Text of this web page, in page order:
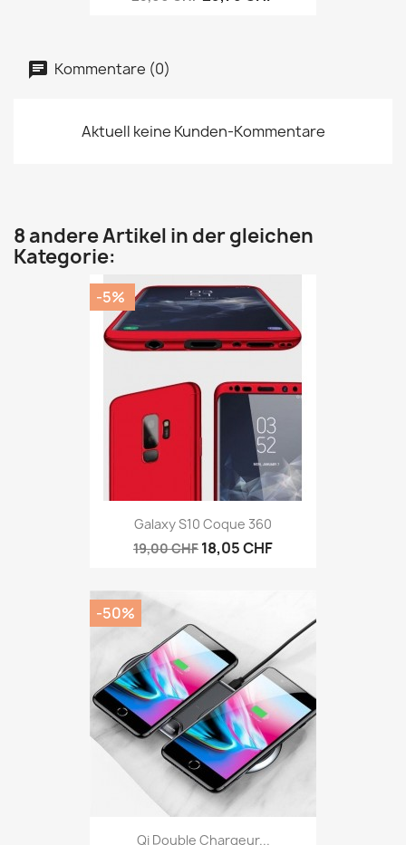
Kommentare (0)
Aktuell keine Kunden-Kommentare
8 andere Artikel in der gleichen
Kategorie:
Galaxy S10 Coque 360
19,00 CHF 18,05 CHF
-5%
Qi Double Chargeur...
-50%